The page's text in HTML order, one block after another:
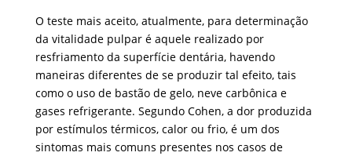
O teste mais aceito, atualmente, para determinação
da vitalidade pulpar é aquele realizado por
resfriamento da superfície dentária, havendo
maneiras diferentes de se produzir tal efeito, tais
como o uso de bastão de gelo, neve carbônica e
gases refrigerante. Segundo Cohen, a dor produzida
por estímulos térmicos, calor ou frio, é um dos
sintomas mais comuns presentes nos casos de